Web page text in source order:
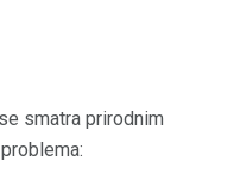
smatra prirodnim